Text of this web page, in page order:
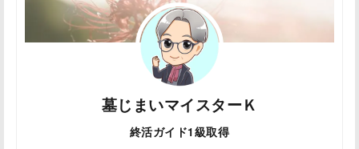
墓じまいマイスターＫ
終活ガイド1級取得